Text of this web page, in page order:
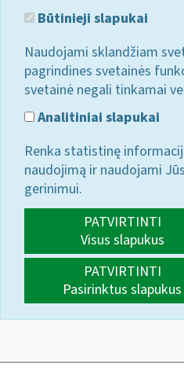
Būtinieji slapukai
Naudojami sklandžiam
pagrindines svetainės
svetainė negali tinkamai
Analitiniai slapukai
Renka statistinę
naudojimą ir naudojami
gerinimui.
PATVIRTINTI
Visus slapukus
PATVIRTINTI
Pasirinktus slapukus